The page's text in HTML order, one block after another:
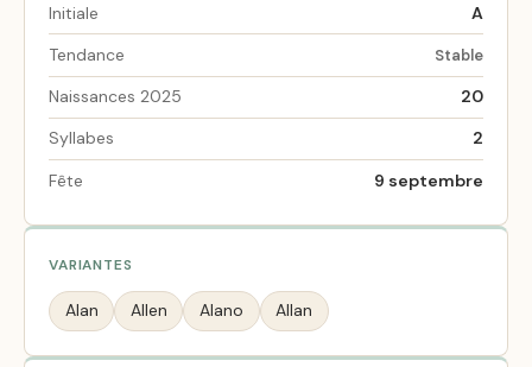
Initiale
A
Tendance
Stable
Naissances 2025
20
Syllabes
2
Fête
9 septembre
VARIANTES
Alan Allen Alano Allan